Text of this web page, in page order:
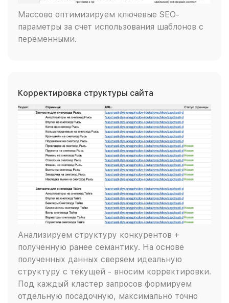
Массово оптимизируем ключевые SEO-
параметры за счет использования шаблонов с
переменными.
Корректировка структуры сайта
Анализируем структуру конкурентов +
полученную ранее семантику. На основе
полученных данных сверяем идеальную
структуру с текущей - вносим корректировки.
Под каждый кластер запросов формируем
отдельную посадочную, максимально точно